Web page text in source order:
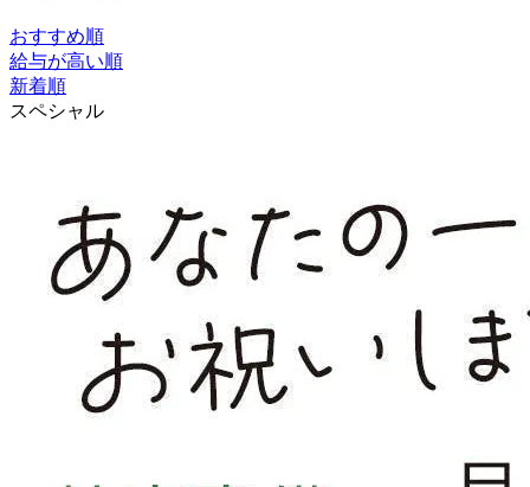
おすすめ順
給与が高い順
新着順
スペシャル